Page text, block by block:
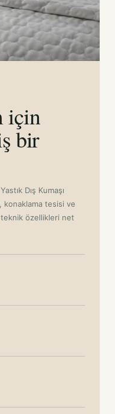
için
bir
Dış Kumaşı
konaklama tesisi ve
özellikleri net